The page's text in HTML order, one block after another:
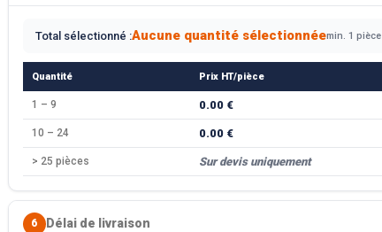
Total sélectionné :Aucune quantité sélectionnéemin. 1 pièce
Quantité Prix HT/pièce
1 – 9 0.00 €
10 – 24 0.00 €
> 25 pièces Sur devis uniquement
6 Délai de livraison